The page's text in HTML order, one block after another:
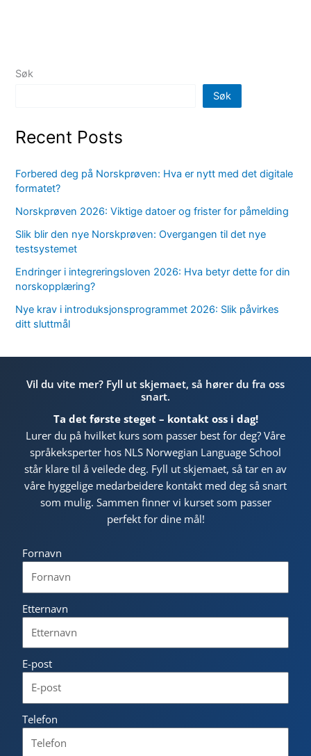
Søk
Søk
Recent Posts
Forbered deg på Norskprøven: Hva er nytt med det digitale
formatet?
Norskprøven 2026: Viktige datoer og frister for påmelding
Slik blir den nye Norskprøven: Overgangen til det nye
testsystemet
Endringer i integreringsloven 2026: Hva betyr dette for din
norskopplæring?
Nye krav i introduksjonsprogrammet 2026: Slik påvirkes
ditt sluttmål
Vil du vite mer? Fyll ut skjemaet, så hører du fra oss
snart.
Ta det første steget – kontakt oss i dag!
Lurer du på hvilket kurs som passer best for deg? Våre
språkeksperter hos NLS Norwegian Language School
står klare til å veilede deg. Fyll ut skjemaet, så tar en av
våre hyggelige medarbeidere kontakt med deg så snart
som mulig. Sammen finner vi kurset som passer
perfekt for dine mål!
Fornavn
Etternavn
E-post
Telefon